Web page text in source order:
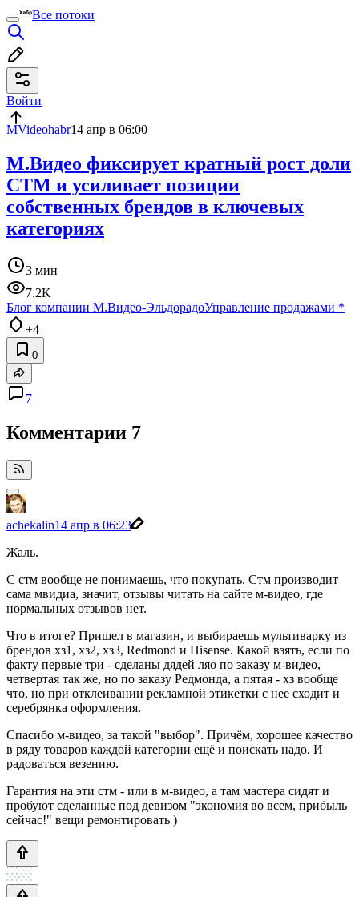
Все потоки
Войти
MVideohabr14 апр в 06:00
М.Видео фиксирует кратный рост доли
СТМ и усиливает позиции
собственных брендов в ключевых
категориях
3 мин
7.2K
Блог компании М.Видео-ЭльдорадоУправление продажами *
+4
0
7
Комментарии 7
achekalin14 апр в 06:23
Жаль.
С стм вообще не понимаешь, что покупать. Стм производит
сама мвидиа, значит, отзывы читать на сайте м-видео, где
нормальных отзывов нет.
Что в итоге? Пришел в магазин, и выбираешь мультиварку из
брендов хз1, хз2, хз3, Redmond и Hisense. Какой взять, если по
факту первые три - сделаны дядей ляо по заказу м-видео,
четвертая так же, но по заказу Редмонда, а пятая - хз вообще
что, но при отклеивании рекламной этикетки с нее сходит и
серебрянка оформления.
Спасибо м-видео, за такой "выбор". Причём, хорошее качество
в ряду товаров каждой категории ещё и поискать надо. И
радоваться везению.
Гарантия на эти стм - или в м-видео, а там мастера сидят и
пробуют сделанные под девизом "экономия во всем, прибыль
сейчас!" вещи ремонтировать )